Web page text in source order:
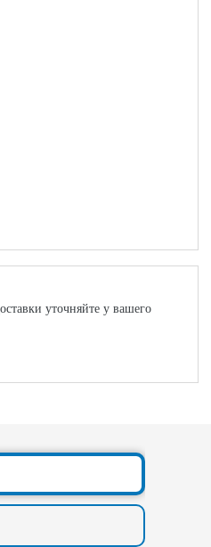
уточняйте у вашего